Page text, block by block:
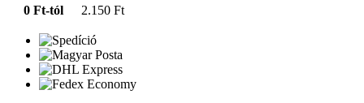
0 Ft-tól
2.150 Ft